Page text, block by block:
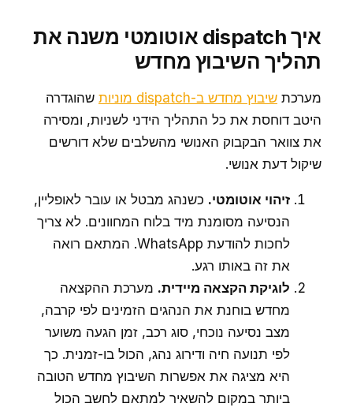
איך dispatch אוטומטי משנה את
תהליך השיבוץ מחדש
מערכת שיבוץ מחדש ב-dispatch מוניות
שהוגדרה
היטב דוחסת את כל התהליך הידני לשניות, ומסירה
את צוואר הבקבוק האנושי מהשלבים שלא דורשים
שיקול דעת אנושי.
זיהוי אוטומטי. כשנהג מבטל או עובר לאופליין,
הנסיעה מסומנת מיד בלוח המחוונים. לא צריך
לחכות להודעת WhatsApp. המתאם רואה
את זה באותו רגע.
לוגיקת הקצאה מיידית. מערכת ההקצאה
מחדש בוחנת את הנהגים הזמינים לפי קרבה,
מצב נסיעה נוכחי, סוג רכב, זמן הגעה משוער
לפי תנועה חיה ודירוג נהג, הכול בו-זמנית. כך
היא מציגה את אפשרות השיבוץ מחדש הטובה
ביותר במקום להשאיר למתאם לחשב הכול